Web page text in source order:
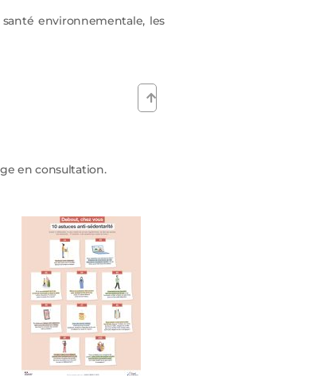
environnementale, les
en consultation.